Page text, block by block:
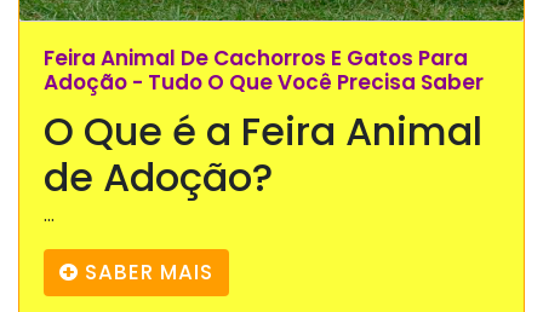
Feira Animal De Cachorros E Gatos Para
Adoção - Tudo O Que Você Precisa Saber
O Que é a Feira Animal
de Adoção?
...
SABER MAIS